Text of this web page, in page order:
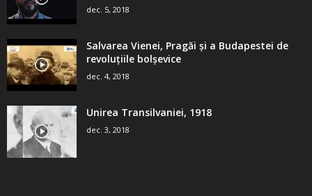
dec. 5, 2018
Salvarea Vienei, Pragăi şi a Budapestei de
revoluţiile bolşevice
dec. 4, 2018
Unirea Transilvaniei, 1918
dec. 3, 2018